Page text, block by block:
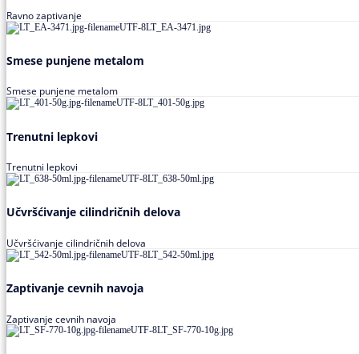
Ravno zaptivanje
Smese punjene metalom
Smese punjene metalom
Trenutni lepkovi
Trenutni lepkovi
Učvršćivanje cilindričnih delova
Učvršćivanje cilindričnih delova
Zaptivanje cevnih navoja
Zaptivanje cevnih navoja